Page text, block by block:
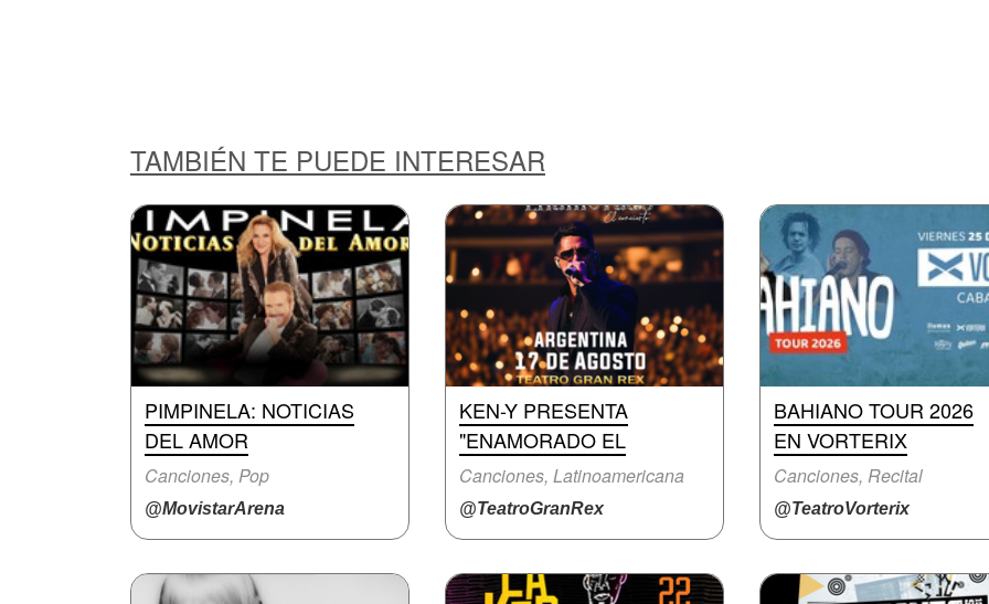
TAMBIÉN TE PUEDE INTERESAR
PIMPINELA: NOTICIAS
DEL AMOR
Canciones, Pop
@MovistarArena
KEN-Y PRESENTA
"ENAMORADO EL
Canciones, Latinoamericana
@TeatroGranRex
BAHIANO TOUR 2026
EN VORTERIX
Canciones, Recital
@TeatroVorterix